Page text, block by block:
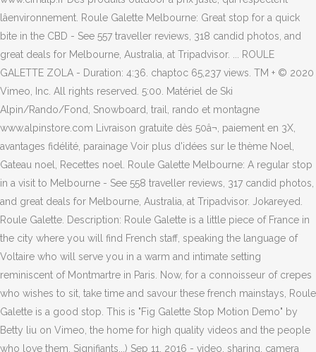
lâenvironnement. Roule Galette Melbourne: Great stop for a quick
bite in the CBD - See 557 traveller reviews, 318 candid photos, and
great deals for Melbourne, Australia, at Tripadvisor. ... ROULE
GALETTE ZOLA - Duration: 4:36. chaptoc 65,237 views. TM + © 2020
Vimeo, Inc. All rights reserved. 5:00. Matériel de Ski
Alpin/Rando/Fond, Snowboard, trail, rando et montagne
www.alpinstore.com Livraison gratuite dès 50â¬, paiement en 3X,
avantages fidélité, parainage Voir plus d'idées sur le thème Noel,
Gateau noel, Recettes noel. Roule Galette Melbourne: A regular stop
in a visit to Melbourne - See 558 traveller reviews, 317 candid photos,
and great deals for Melbourne, Australia, at Tripadvisor. Jokareyed.
Roule Galette. Description: Roule Galette is a little piece of France in
the city where you will find French staff, speaking the language of
Voltaire who will serve you in a warm and intimate setting
reminiscent of Montmartre in Paris. Now, for a connoisseur of crepes
who wishes to sit, take time and savour these french mainstays, Roule
Galette is a good stop. This is "Fig Galette Stop Motion Demo" by
Betty liu on Vimeo, the home for high quality videos and the people
who love them. Signifiants...) Sep 11, 2016 - video, sharing, camera